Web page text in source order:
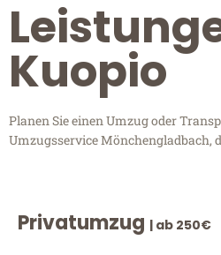
Kuopio
Planen Sie einen Umzug oder
Umzugsservice Mönchengladbach,
Privatumzug | ab 250€